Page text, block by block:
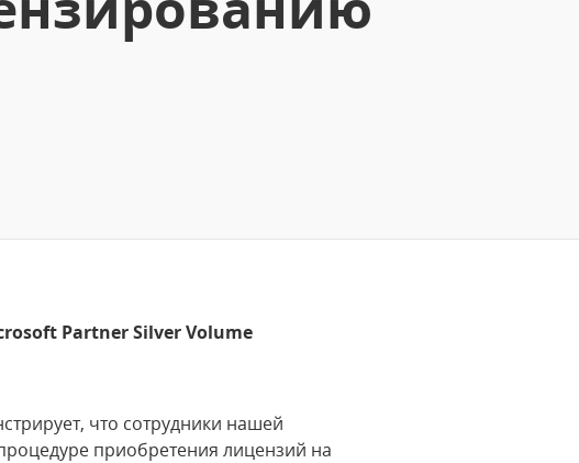
Partner Silver Volume
что сотрудники нашей
приобретения лицензий на